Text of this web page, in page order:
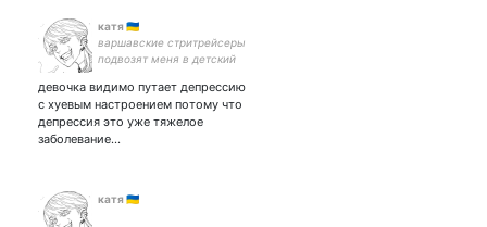
катя 🇺🇦
варшавские стритрейсеры
подвозят меня в детский
девочка видимо путает депрессию
с хуевым настроением потому что
депрессия это уже тяжелое
заболевание…
катя 🇺🇦